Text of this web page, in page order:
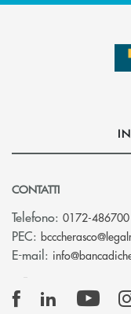
CONTATTI
Telefono: 0172-486700
PEC:
E-mail: